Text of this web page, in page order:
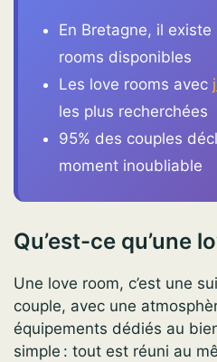
En Bretagne, il
rooms disponibles
Les love rooms avec
les plus recherchées
95% des couples
moment inoubliable
Qu’est-ce qu’une
Une love room, c’est une
couple, avec une
équipements dédiés au
simple : tout est réuni au